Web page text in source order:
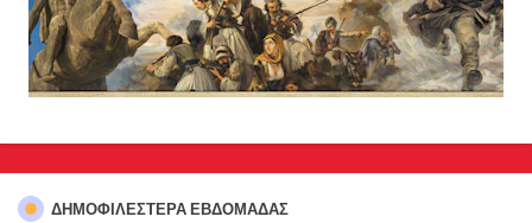
ΔΗΜΟΦΙΛΈΣΤΕΡΑ ΕΒΔΟΜΆΔΑΣ